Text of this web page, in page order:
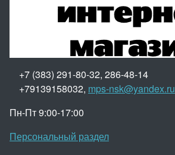
+7 (383) 291-80-32, 286-48-14
+79139158032, mps-nsk@yandex.ru
Пн-Пт 9:00-17:00
Персональный раздел